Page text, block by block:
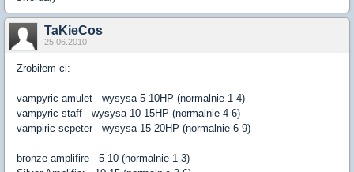
TaKieCos
25.06.2010
Zrobiłem ci:
vampyric amulet - wysysa 5-10HP (normalnie 1-4)
vampyric staff - wysysa 10-15HP (normalnie 4-6)
vampiric scpeter - wysysa 15-20HP (normalnie 6-9)
bronze amplifire - 5-10 (normalnie 1-3)